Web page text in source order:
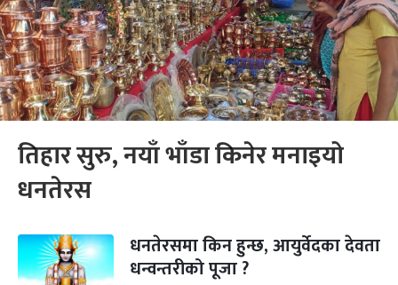
तिहार सुरु, नयाँ भाँडा किनेर मनाइयो
धनतेरस
धनतेरसमा किन हुन्छ, आयुर्वेदका देवता
धन्वन्तरीको पूजा ?